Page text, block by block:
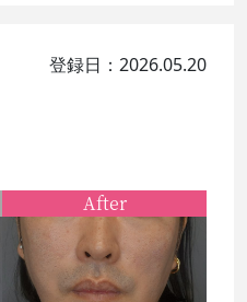
登録日：2026.05.20
After